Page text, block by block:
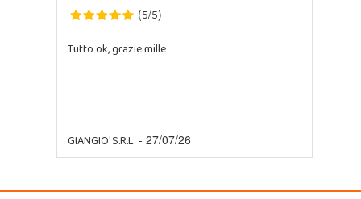
(5/5)
Tutto ok, grazie mille
GIANGIO' S.R.L.- 27/07/26